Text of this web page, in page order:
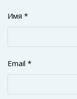
Имя *
Email *